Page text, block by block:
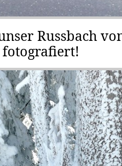
Russbach
fotografiert!